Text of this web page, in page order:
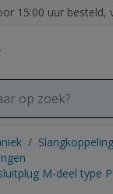
15:00 uur besteld,
/
M-deel type